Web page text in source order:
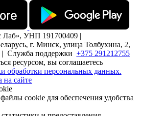
УНП 191700409 |
г. Минск, улица Толбухина, 2,
| Служба поддержки +375 291212755
ресурсом, вы соглашаетесь
обработки персональных данных.
на сайте
cookie для обеспечения удобства